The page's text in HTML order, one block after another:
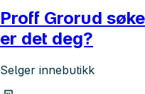
Proff Grorud
er det deg?
Selger innebutikk